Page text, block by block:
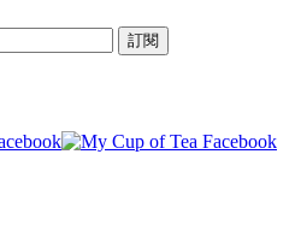
訂閱